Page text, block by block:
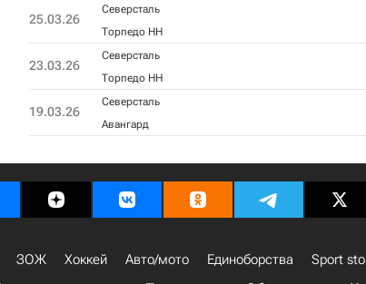
25.03.26
Северсталь
Торпедо НН
23.03.26
Северсталь
Торпедо НН
19.03.26
Северсталь
Авангард
ЗОЖ Хоккей Авто/мото Единоборства
Sport